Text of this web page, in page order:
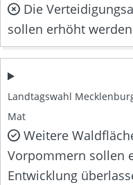
Die
sollen erhöht
Landtagswahl
Mat
Weitere
Vorpommern sollen
Entwicklung